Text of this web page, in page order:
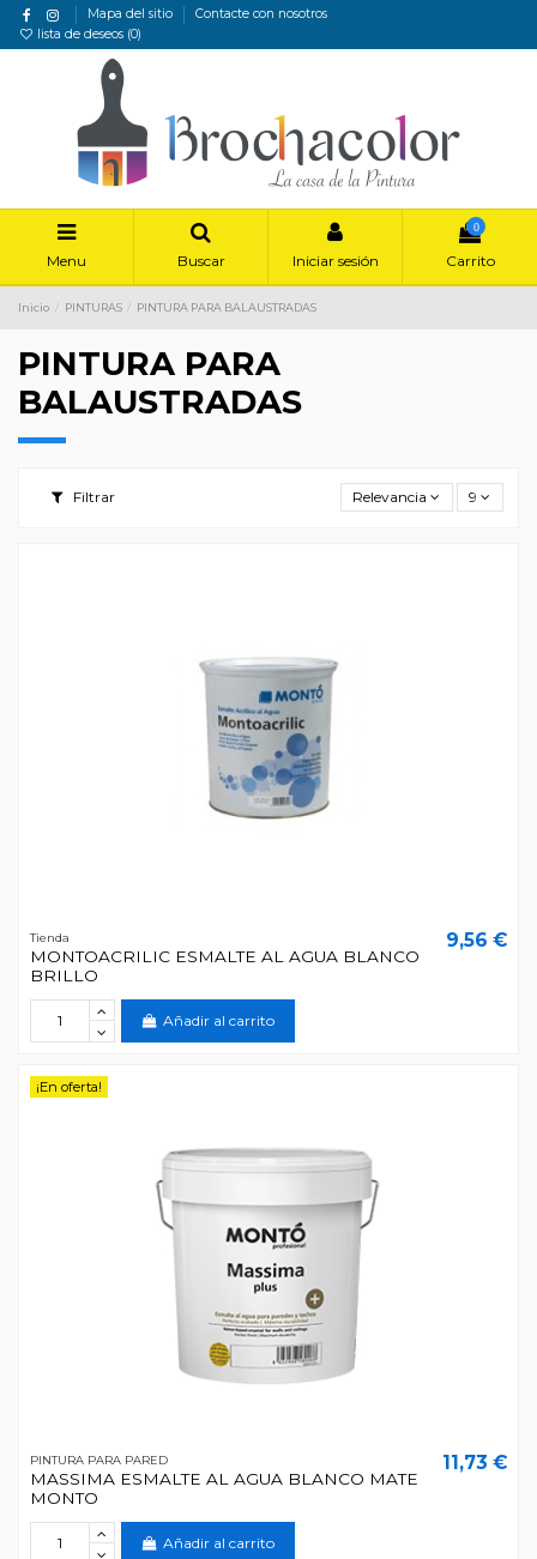
Mapa del sitio
Contacte con nosotros
lista de deseos (0)
Menu Buscar Iniciar sesión
0
Carrito
Inicio PINTURAS PINTURA PARA BALAUSTRADAS
PINTURA PARA
BALAUSTRADAS
Filtrar Relevancia 9
Tienda
MONTOACRILIC ESMALTE AL AGUA BLANCO
BRILLO
9,56 €
Añadir al carrito
¡En oferta!
PINTURA PARA PARED
MASSIMA ESMALTE AL AGUA BLANCO MATE
MONTO
11,73 €
Añadir al carrito